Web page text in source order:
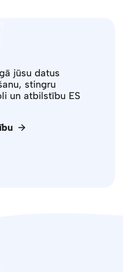
jūsu datus
stingru
un atbilstību ES